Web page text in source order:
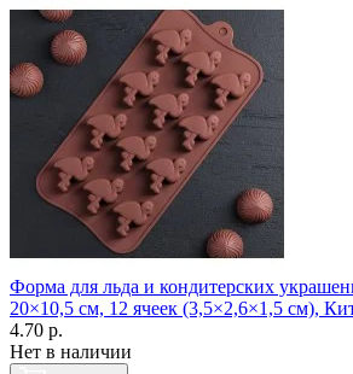
Форма для льда и кондитерских
20×10,5 см, 12 ячеек (3,5×2,6×1,5 см),
4.70 р.
Нет в наличии